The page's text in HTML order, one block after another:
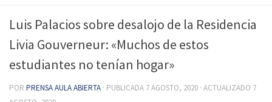
Luis Palacios sobre desalojo de la Residencia
Livia Gouverneur: «Muchos de estos
estudiantes no tenían hogar»
POR PRENSA AULA ABIERTA · PUBLICADA 7 AGOSTO, 2020 · ACTUALIZADO 7